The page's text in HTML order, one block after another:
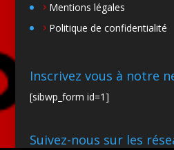
Mentions légales
Politique de confidentialité
Inscrivez vous à notre
[sibwp_form id=1]
Suivez-nous sur les